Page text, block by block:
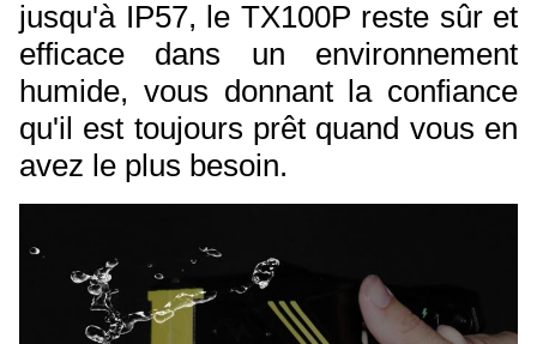
jusqu'à IP57, le TX100P reste sûr et
efficace dans un environnement
humide, vous donnant la confiance
qu'il est toujours prêt quand vous en
avez le plus besoin.